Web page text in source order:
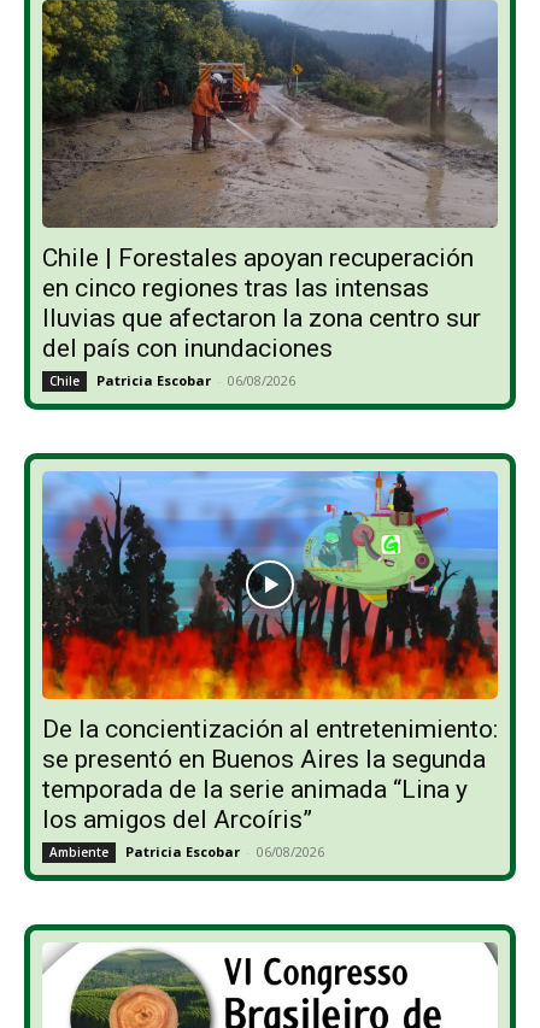
Chile | Forestales apoyan recuperación
en cinco regiones tras las intensas
lluvias que afectaron la zona centro sur
del país con inundaciones
Chile Patricia Escobar - 06/08/2026
De la concientización al entretenimiento:
se presentó en Buenos Aires la segunda
temporada de la serie animada “Lina y
los amigos del Arcoíris”
Ambiente Patricia Escobar - 06/08/2026